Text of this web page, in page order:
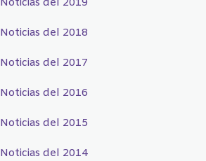
Noticias del 2019
Noticias del 2018
Noticias del 2017
Noticias del 2016
Noticias del 2015
Noticias del 2014